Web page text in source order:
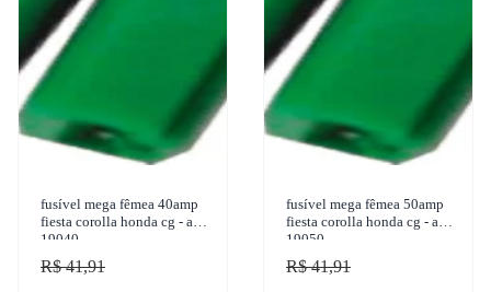
fusível mega fêmea 40amp
fiesta corolla honda cg - ams
19040
R$ 41,91
fusível mega fêmea 50amp
fiesta corolla honda cg - ams
19050
R$ 41,91